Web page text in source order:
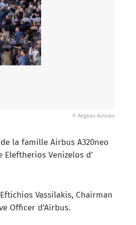
© Aegean Airlines
la famille Airbus A320neo
Venizelos d’
Vassilakis, Chairman
Officer d’Airbus.